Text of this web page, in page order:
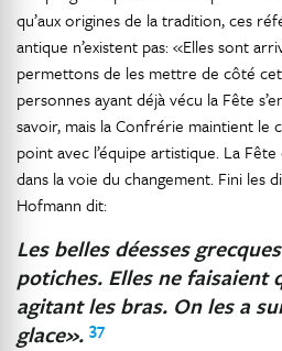
qu’aux origines de la tradition, ces
antique n’existent pas: «Elles sont
permettons de les mettre de côté
personnes ayant déjà vécu la Fête
savoir, mais la Confrérie maintient le
point avec l’équipe artistique. La
dans la voie du changement. Fini les
Hofmann dit:
Les belles déesses
potiches. Elles ne faisaient
agitant les bras. On les a
glace». 37